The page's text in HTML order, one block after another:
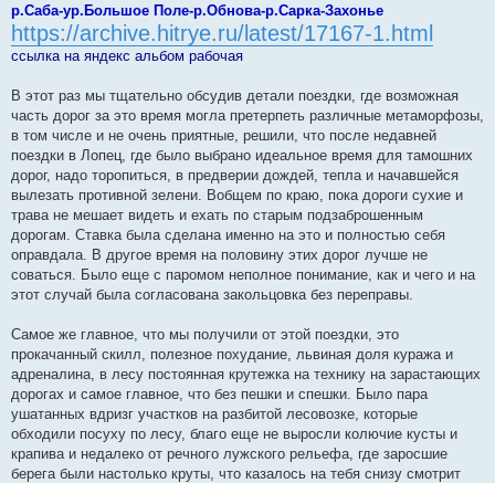
р.Саба-ур.Большое Поле-р.Обнова-р.Сарка-Захонье
https://archive.hitrye.ru/latest/17167-1.html
ссылка на яндекс альбом рабочая
В этот раз мы тщательно обсудив детали поездки, где возможная
часть дорог за это время могла претерпеть различные метаморфозы,
в том числе и не очень приятные, решили, что после недавней
поездки в Лопец, где было выбрано идеальное время для тамошних
дорог, надо торопиться, в предверии дождей, тепла и начавшейся
вылезать противной зелени. Вобщем по краю, пока дороги сухие и
трава не мешает видеть и ехать по старым подзаброшенным
дорогам. Ставка была сделана именно на это и полностью себя
оправдала. В другое время на половину этих дорог лучше не
соваться. Было еще с паромом неполное понимание, как и чего и на
этот случай была согласована закольцовка без переправы.
Самое же главное, что мы получили от этой поездки, это
прокачанный скилл, полезное похудание, львиная доля куража и
адреналина, в лесу постоянная крутежка на технику на зарастающих
дорогах и самое главное, что без пешки и спешки. Было пара
ушатанных вдризг участков на разбитой лесовозке, которые
обходили посуху по лесу, благо еще не выросли колючие кусты и
крапива и недалеко от речного лужского рельефа, где заросшие
берега были настолько круты, что казалось на тебя снизу смотрит